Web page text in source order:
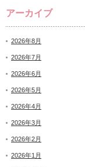
アーカイブ
2026年8月
2026年7月
2026年6月
2026年5月
2026年4月
2026年3月
2026年2月
2026年1月